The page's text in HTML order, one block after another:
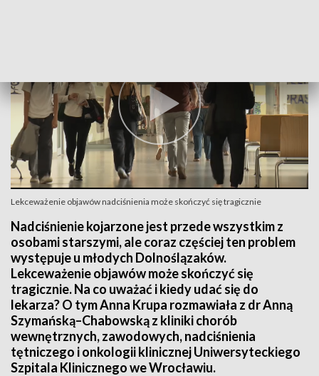
Lekceważenie objawów nadciśnienia może skończyć się tragicznie
Nadciśnienie kojarzone jest przede wszystkim z
osobami starszymi, ale coraz częściej ten problem
występuje u młodych Dolnoślązaków.
Lekceważenie objawów może skończyć się
tragicznie. Na co uważać i kiedy udać się do
lekarza? O tym Anna Krupa rozmawiała z dr Anną
Szymańską–Chabowską z kliniki chorób
wewnętrznych, zawodowych, nadciśnienia
tętniczego i onkologii klinicznej Uniwersyteckiego
Szpitala Klinicznego we Wrocławiu.